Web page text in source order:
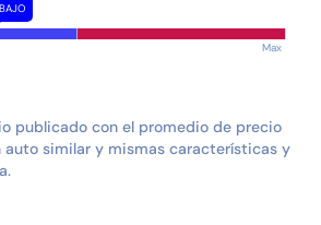
Max
publicado con el promedio de precio
auto similar y mismas características y